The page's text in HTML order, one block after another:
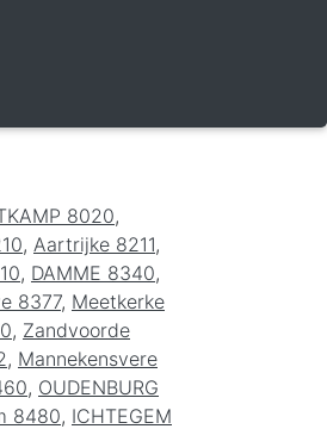
8020,
, Aartrijke 8211,
, DAMME 8340,
8377, Meetkerke
, Zandvoorde
, Mannekensvere
, OUDENBURG
8480, ICHTEGEM